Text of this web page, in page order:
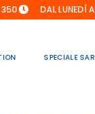
DAL LUNEDÌ
SPECIALE